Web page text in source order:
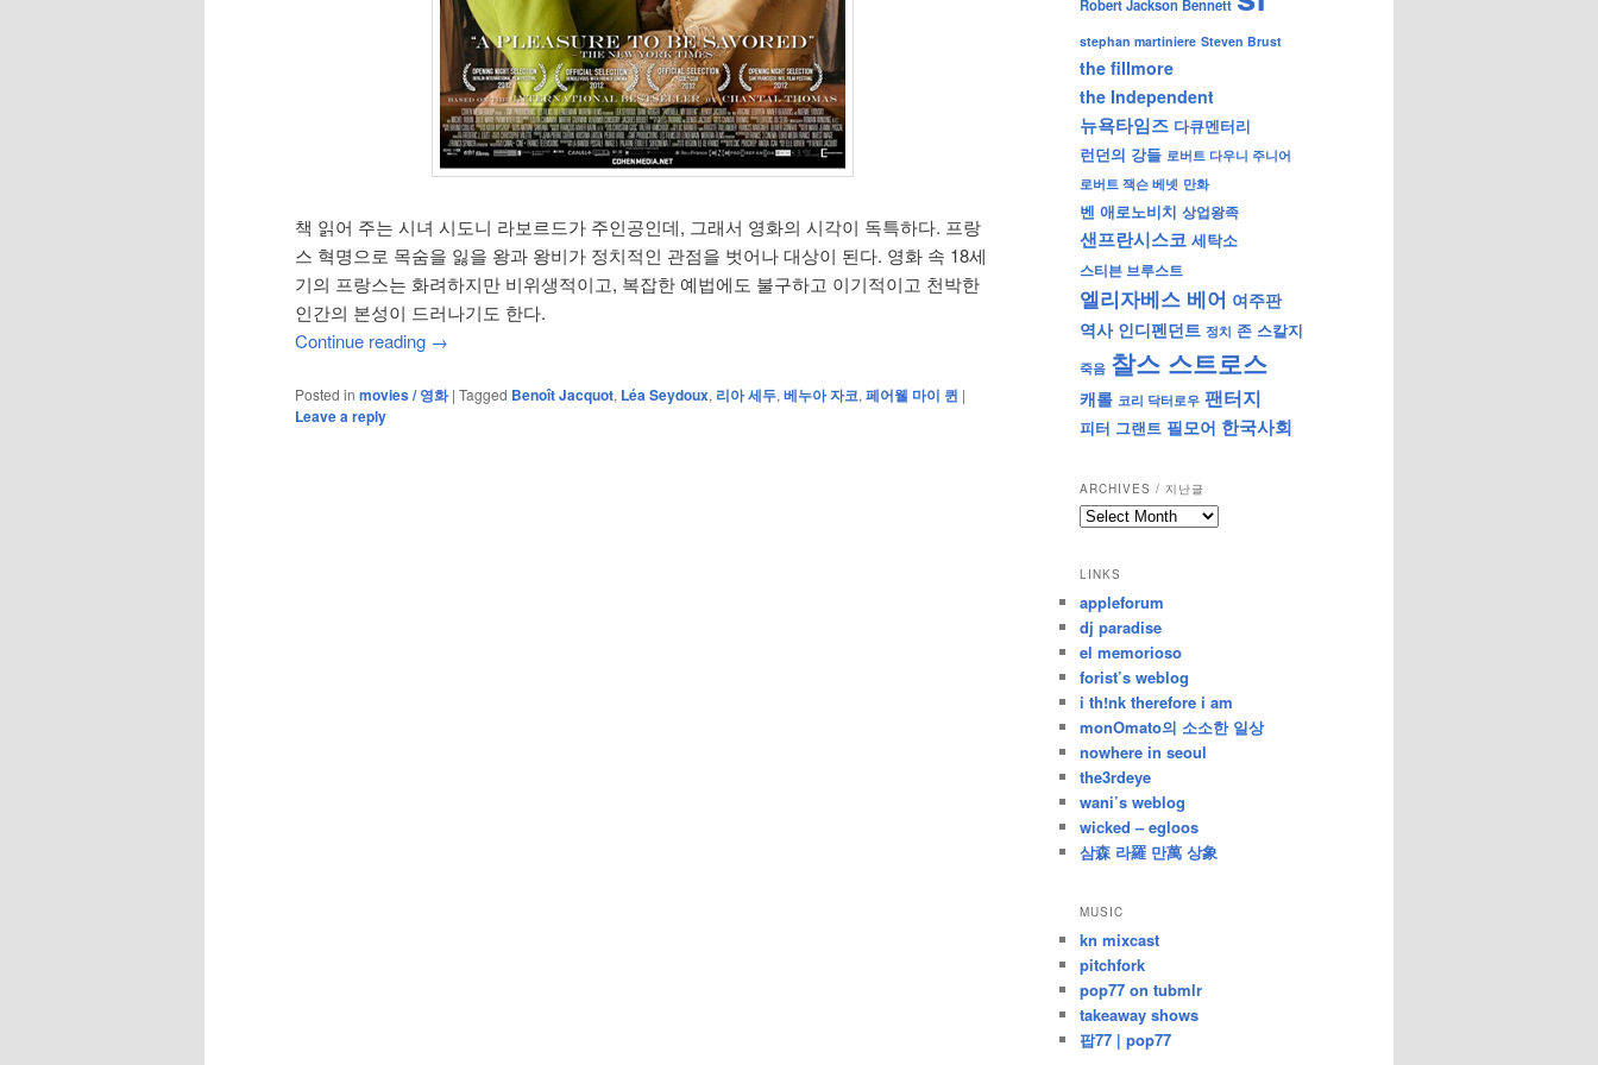
책 읽어 주는 시녀 시도니 라보르드가 주인공인데, 그래서 영화의 시각이 독특하다. 프랑
스 혁명으로 목숨을 잃을 왕과 왕비가 정치적인 관점을 벗어나 대상이 된다. 영화 속 18세
기의 프랑스는 화려하지만 비위생적이고, 복잡한 예법에도 불구하고 이기적이고 천박한
인간의 본성이 드러나기도 한다.
Continue reading →
Posted in movies / 영화 | Tagged Benoît Jacquot, Léa Seydoux, 리아 세두, 베누아 자코, 페어웰 마이 퀸 |
Leave a reply
Robert Jackson Bennett
stephan martiniere Steven Brust
the fillmore
the Independent
뉴욕타임즈 다큐멘터리
런던의 강들 로버트 다우니 주니어
로버트 잭슨 베넷 만화
벤 애로노비치 상업왕족
샌프란시스코 세탁소
스티븐 브루스트
엘리자베스 베어 여주판
역사 인디펜던트 정치 존 스칼지
죽음 찰스 스트로스
캐롤 코리 닥터로우 팬터지
피터 그랜트 필모어 한국사회
ARCHIVES / 지난글
archives
난
글
LINKS
appleforum
dj paradise
el memorioso
forist’s weblog
i th!nk therefore i am
monOmato의 소소한 일상
nowhere in seoul
the3rdeye
wani’s weblog
wicked – egloos
삼森 라羅 만萬 상象
MUSIC
kn mixcast
pitchfork
pop77 on tubmlr
takeaway shows
팝77 | pop77